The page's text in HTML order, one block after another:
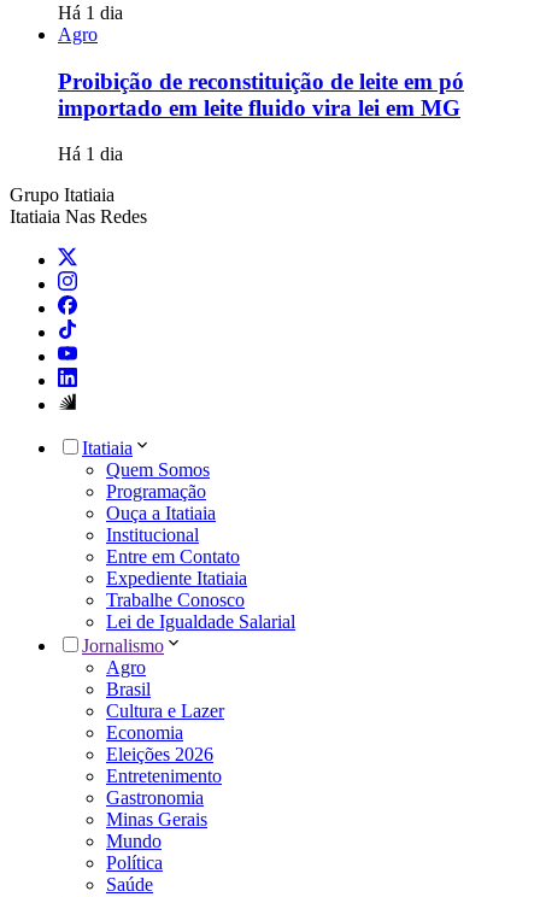
Há 1 dia
Agro
Proibição de reconstituição de leite em pó
importado em leite fluido vira lei em MG
Há 1 dia
Grupo Itatiaia
Itatiaia Nas Redes
Itatiaia
Quem Somos
Programação
Ouça a Itatiaia
Institucional
Entre em Contato
Expediente Itatiaia
Trabalhe Conosco
Lei de Igualdade Salarial
Jornalismo
Agro
Brasil
Cultura e Lazer
Economia
Eleições 2026
Entretenimento
Gastronomia
Minas Gerais
Mundo
Política
Saúde